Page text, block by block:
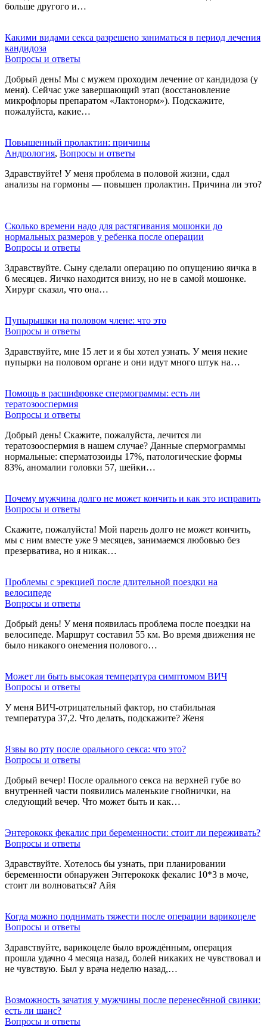
больше другого и…
Какими видами секса разрешено заниматься в период лечения
кандидоза
Вопросы и ответы
Добрый день! Мы с мужем проходим лечение от кандидоза (у
меня). Сейчас уже завершающий этап (восстановление
микрофлоры препаратом «Лактонорм»). Подскажите,
пожалуйста, какие…
Повышенный пролактин: причины
Андрология, Вопросы и ответы
Здравствуйте! У меня проблема в половой жизни, сдал
анализы на гормоны — повышен пролактин. Причина ли это?
Сколько времени надо для растягивания мошонки до
нормальных размеров у ребенка после операции
Вопросы и ответы
Здравствуйте. Сыну сделали операцию по опущению яичка в
6 месяцев. Яичко находится внизу, но не в самой мошонке.
Хирург сказал, что она…
Пупырышки на половом члене: что это
Вопросы и ответы
Здравствуйте, мне 15 лет и я бы хотел узнать. У меня некие
пупырки на половом органе и они идут много штук на…
Помощь в расшифровке спермограммы: есть ли
тератозооспермия
Вопросы и ответы
Добрый день! Скажите, пожалуйста, лечится ли
тератозооспермия в нашем случае? Данные спермограммы
нормальные: сперматозоиды 17%, патологические формы
83%, аномалии головки 57, шейки…
Почему мужчина долго не может кончить и как это исправить
Вопросы и ответы
Скажите, пожалуйста! Мой парень долго не может кончить,
мы с ним вместе уже 9 месяцев, занимаемся любовью без
презерватива, но я никак…
Проблемы с эрекцией после длительной поездки на
велосипеде
Вопросы и ответы
Добрый день! У меня появилась проблема после поездки на
велосипеде. Маршрут составил 55 км. Во время движения не
было никакого онемения полового…
Может ли быть высокая температура симптомом ВИЧ
Вопросы и ответы
У меня ВИЧ-отрицательный фактор, но стабильная
температура 37,2. Что делать, подскажите? Женя
Язвы во рту после орального секса: что это?
Вопросы и ответы
Добрый вечер! После орального секса на верхней губе во
внутренней части появились маленькие гнойнички, на
следующий вечер. Что может быть и как…
Энтерококк фекалис при беременности: стоит ли переживать?
Вопросы и ответы
Здравствуйте. Хотелось бы узнать, при планировании
беременности обнаружен Энтерококк фекалис 10*3 в моче,
стоит ли волноваться? Айя
Когда можно поднимать тяжести после операции варикоцеле
Вопросы и ответы
Здравствуйте, варикоцеле было врождённым, операция
прошла удачно 4 месяца назад, болей никаких не чувствовал и
не чувствую. Был у врача неделю назад,…
Возможность зачатия у мужчины после перенесённой свинки:
есть ли шанс?
Вопросы и ответы